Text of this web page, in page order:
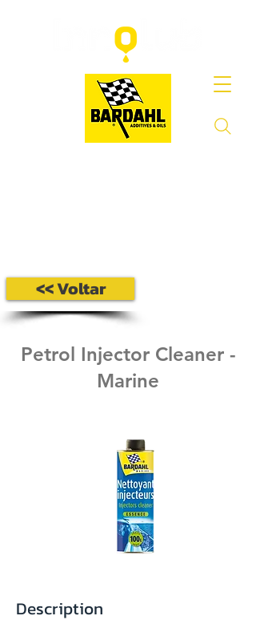
<< Voltar
Petrol Injector Cleaner -
Marine
Description